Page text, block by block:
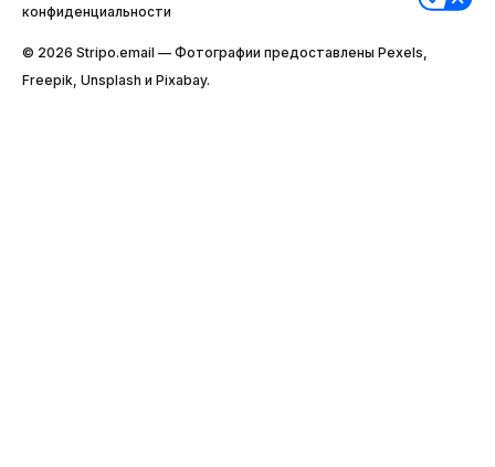
конфиденциальности
© 2026 Stripо.email — Фотографии предоставлены Pexels,
Freepik, Unsplash и Pixabay.